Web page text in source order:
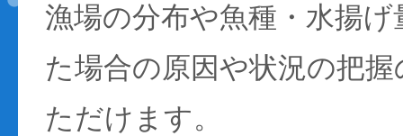
漁場の分布や魚種・水揚
た場合の原因や状況の把
ただけます。